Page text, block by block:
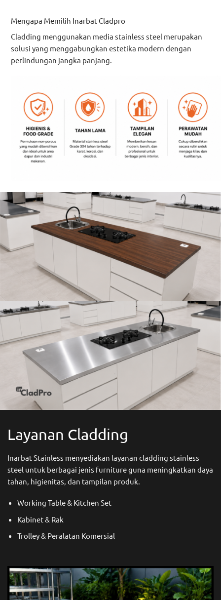
Mengapa Memilih Inarbat Cladpro
Cladding menggunakan media stainless steel merupakan
solusi yang menggabungkan estetika modern dengan
perlindungan jangka panjang.
Layanan Cladding
Inarbat Stainless menyediakan layanan cladding stainless
steel untuk berbagai jenis furniture guna meningkatkan daya
tahan, higienitas, dan tampilan produk.
Working Table & Kitchen Set
Kabinet & Rak
Trolley & Peralatan Komersial